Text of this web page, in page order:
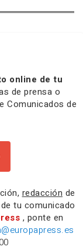
online de tu
de prensa o
Comunicados de
redacción de
de tu comunicado
, ponte en